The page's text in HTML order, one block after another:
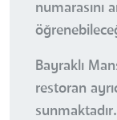
numarasını
Bayraklı
restoran